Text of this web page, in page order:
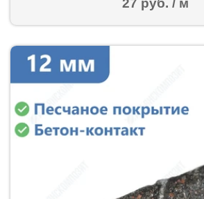
27 руб. / м